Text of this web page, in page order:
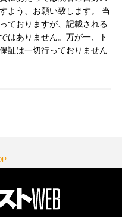
よう、お願い致します。 当
ておりますが、記載される
はありません。万が一、ト
証は一切行っておりません